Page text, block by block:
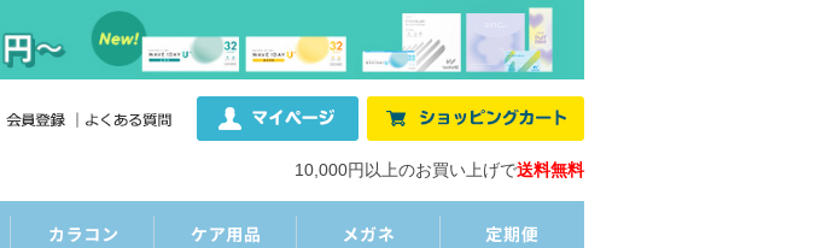
10,000円以上のお買い上げで送料無料